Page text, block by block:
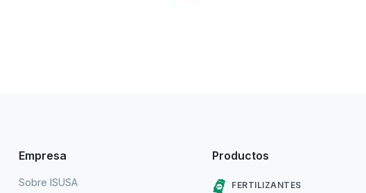
Empresa
Sobre ISUSA
Productos
FERTILIZANTES